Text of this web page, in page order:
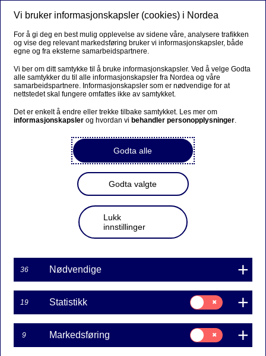
Vi bruker informasjonskapsler (cookies) i Nordea
For å gi deg en best mulig opplevelse av sidene våre, analysere trafikken
og vise deg relevant markedsføring bruker vi informasjonskapsler, både
egne og fra eksterne samarbeidspartnere.
Vi ber om ditt samtykke til å bruke informasjonskapsler. Ved å velge Godta
alle samtykker du til alle informasjonskapsler fra Nordea og våre
samarbeidspartnere. Informasjonskapsler som er nødvendige for at
nettstedet skal fungere omfattes ikke av samtykket.
Det er enkelt å endre eller trekke tilbake samtykket. Les mer om
informasjonskapsler og hvordan vi behandler personopplysninger.
Godta alle
Godta valgte
Lukk
innstillinger
36 Nødvendige
19 Statistikk
Samtykke
til:
Statistikk
9 Markedsføring
Samtykke
til:
Markedsføring